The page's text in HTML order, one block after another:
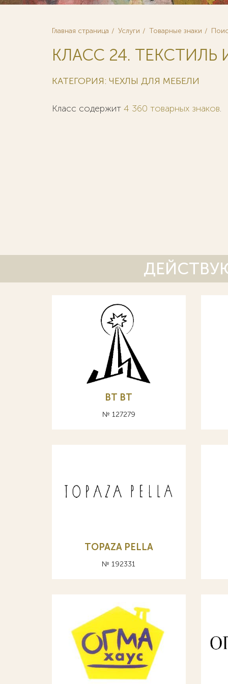
Главная страница Услуги Товарные знаки
КЛАСС 24. ТЕКСТИЛЬ
КАТЕГОРИЯ: ЧЕХЛЫ ДЛЯ МЕБЕЛИ
Класс содержит 4 360 товарных знаков.
BT ВТ
№ 127279
TOPAZA PELLA
№ 192331